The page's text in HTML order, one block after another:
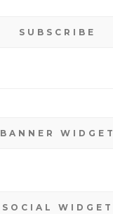
SUBSCRIBE
BANNER WIDGET
SOCIAL WIDGET